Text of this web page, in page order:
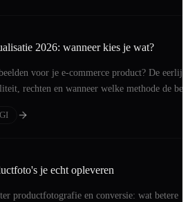
2026: wanneer kies je wat?
voor je e-commerce product? De
rechten en wanneer welke methode de
je echt opleveren
productfotografie en conversie: wat betere